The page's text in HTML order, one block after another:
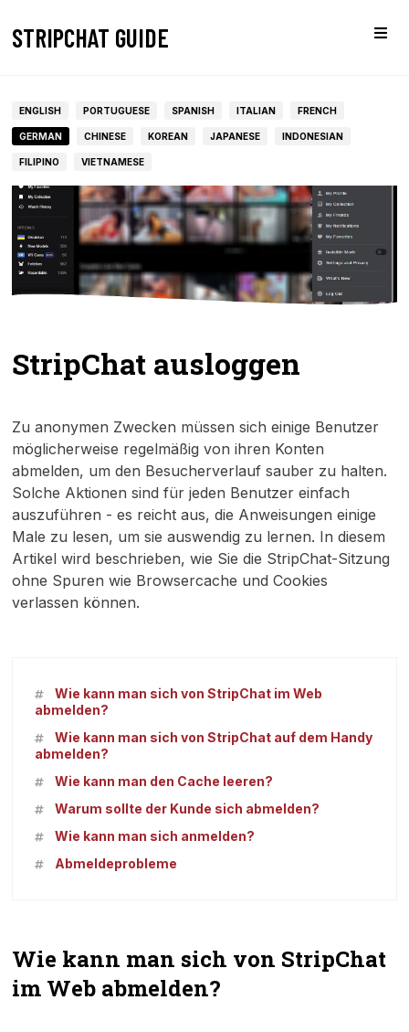
STRIPCHAT GUIDE
ENGLISH PORTUGUESE SPANISH ITALIAN FRENCH
GERMAN CHINESE KOREAN JAPANESE INDONESIAN
FILIPINO VIETNAMESE
StripChat ausloggen
Zu anonymen Zwecken müssen sich einige Benutzer
möglicherweise regelmäßig von ihren Konten
abmelden, um den Besucherverlauf sauber zu halten.
Solche Aktionen sind für jeden Benutzer einfach
auszuführen - es reicht aus, die Anweisungen einige
Male zu lesen, um sie auswendig zu lernen. In diesem
Artikel wird beschrieben, wie Sie die StripChat-Sitzung
ohne Spuren wie Browsercache und Cookies
verlassen können.
Wie kann man sich von StripChat im Web
abmelden?
Wie kann man sich von StripChat auf dem Handy
abmelden?
Wie kann man den Cache leeren?
Warum sollte der Kunde sich abmelden?
Wie kann man sich anmelden?
Abmeldeprobleme
Wie kann man sich von StripChat
im Web abmelden?